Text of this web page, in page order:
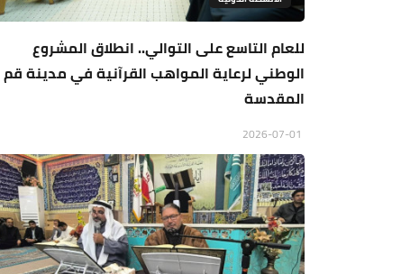
للعام التاسع على التوالي.. انطلاق المشروع
الوطني لرعاية المواهب القرآنية في مدينة قم
المقدسة